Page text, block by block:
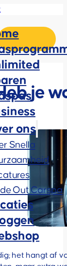
ons
Snella
Out Carspa
je
het hangt af